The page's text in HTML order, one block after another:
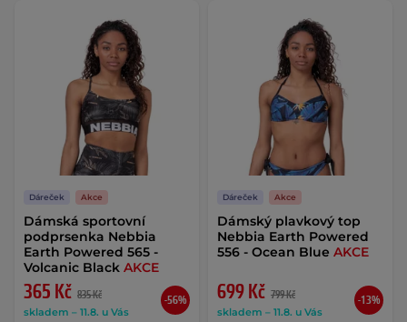
Dáreček Akce
Dámská sportovní
podprsenka Nebbia
Earth Powered 565 -
Volcanic Black AKCE
365 Kč 835 Kč
skladem – 11.8. u Vás
-56%
Dáreček Akce
Dámský plavkový top
Nebbia Earth Powered
556 - Ocean Blue AKCE
699 Kč 799 Kč
skladem – 11.8. u Vás
-13%